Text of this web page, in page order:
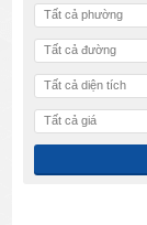
Tất cả phường
Tất cả đường
Tất cả diện tích
Tất cả giá